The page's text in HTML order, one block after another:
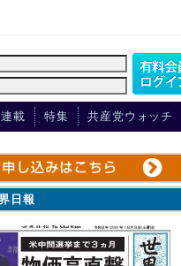
連載 特集 共産党ウォッチ
日報